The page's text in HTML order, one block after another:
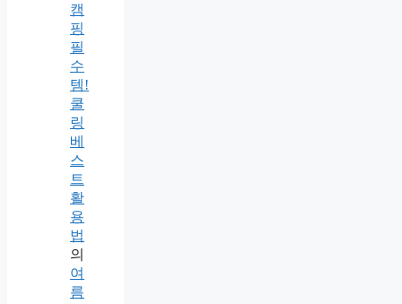
캠
핑
필
수
템!
쿨
링
베
스
트
활
용
법
의
여
름